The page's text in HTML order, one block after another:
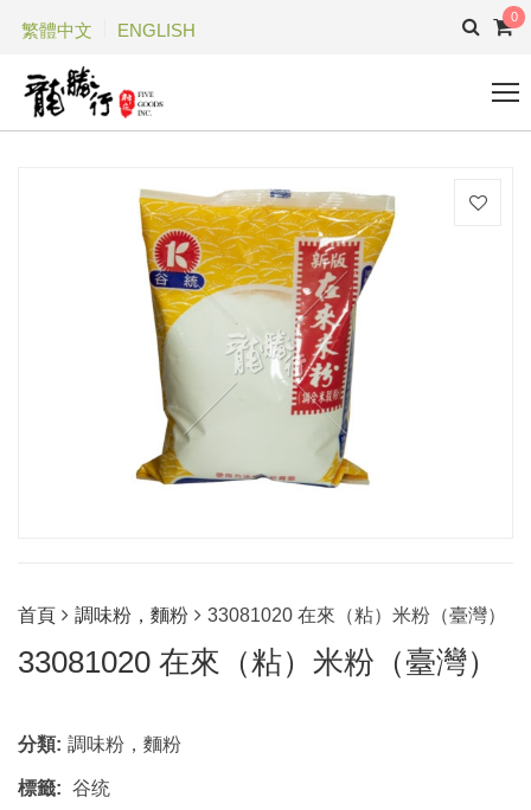
繁體中文 ENGLISH
0
首頁 調味粉，麵粉 33081020 在來（粘）米粉（臺灣）
33081020 在來（粘）米粉（臺灣）
分類: 調味粉，麵粉
標籤: 谷统